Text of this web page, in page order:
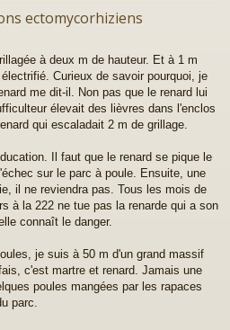
ectomycorhiziens
à deux m de hauteur. Et à 1 m
Curieux de savoir pourquoi, je
me dit-il. Non pas que le renard lui
élevait des lièvres dans l'enclos
qui escaladait 2 m de grillage.
Il faut que le renard se pique le
sur le parc à poule. Ensuite, une
il ne reviendra pas. Tous les mois de
à la 222 ne tue pas la renarde qui a son
connaît le danger.
je suis à 50 m d'un grand massif
c'est martre et renard. Jamais une
poules mangées par les rapaces
parc.